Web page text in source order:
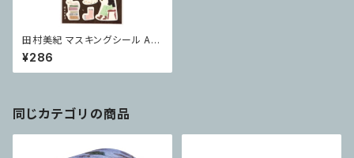
田村美紀 マスキングシール Aut
umn
¥286
同じカテゴリの商品